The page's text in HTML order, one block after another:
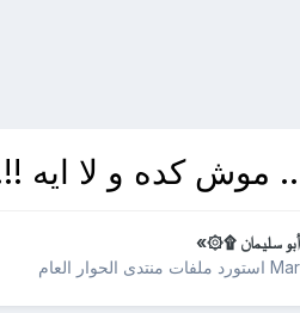
موش كده و لا ايه
سليمان ۩۞»
استورد ملفات منتدى الحوار العام